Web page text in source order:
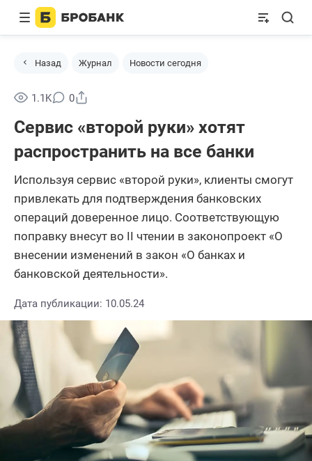
Назад Журнал Новости сегодня
1.1K 0
Сервис «второй руки» хотят
распространить на все банки
Используя сервис «второй руки», клиенты смогут
привлекать для подтверждения банковских
операций доверенное лицо. Соответствующую
поправку внесут во II чтении в законопроект «О
внесении изменений в закон «О банках и
банковской деятельности».
Дата публикации: 10.05.24